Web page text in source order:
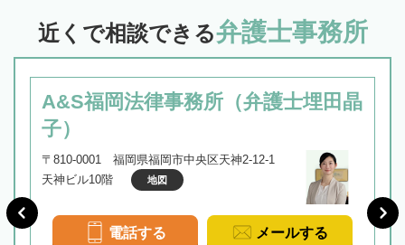
近くで相談できる弁護士事務所
A&S福岡法律事務所（弁護士埋田晶
子）
〒810-0001 福岡県福岡市中央区天神2-12-1
天神ビル10階
地図
電話する メールする